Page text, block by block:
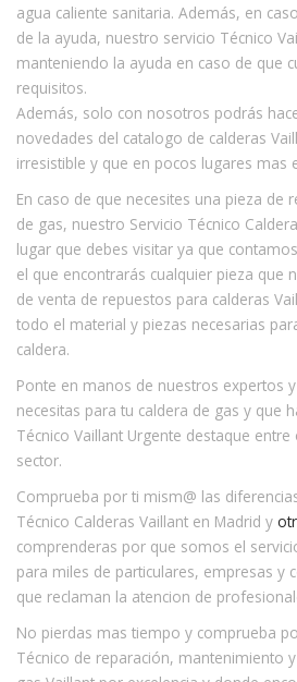
agua caliente sanitaria. Además, en
de la ayuda, nuestro servicio Técnico
manteniendo la ayuda en caso de que
requisitos.
Además, solo con nosotros podrás
novedades del catalogo de calderas
irresistible y que en pocos lugares mas
En caso de que necesites una pieza de
de gas, nuestro Servicio Técnico
lugar que debes visitar ya que
el que encontrarás cualquier pieza que
de venta de repuestos para calderas
todo el material y piezas necesarias
caldera.
Ponte en manos de nuestros expertos
necesitas para tu caldera de gas y que
Técnico Vaillant Urgente destaque
sector.
Comprueba por ti mism@ las
Técnico Calderas Vaillant en Madrid y
comprenderas por que somos el
para miles de particulares, empresas y
que reclaman la atencion de
No pierdas mas tiempo y comprueba
Técnico de reparación, mantenimiento